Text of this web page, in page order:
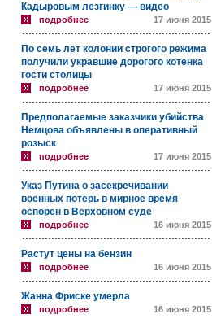
Кадыровым лезгинку — видео
подробнее 17 июня 2015
По семь лет колонии строгого режима
получили укравшие дорогого котенка
гости столицы
подробнее 17 июня 2015
Предполагаемые заказчики убийства
Немцова объявлены в оперативный
розыск
подробнее 17 июня 2015
Указ Путина о засекречивании
военных потерь в мирное время
оспорен в Верховном суде
подробнее 16 июня 2015
Растут цены на бензин
подробнее 16 июня 2015
Жанна Фриске умерла
подробнее 16 июня 2015